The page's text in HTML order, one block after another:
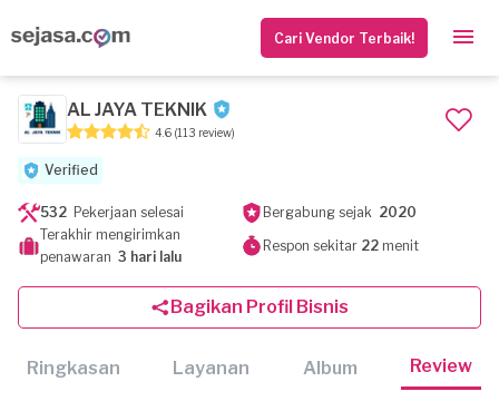
Cari Vendor Terbaik!
AL JAYA TEKNIK
4.6 (113 review)
Verified
532 Pekerjaan selesai Bergabung sejak 2020
Terakhir mengirimkan
penawaran 3 hari lalu
Respon sekitar 22menit
Bagikan Profil Bisnis
Ringkasan Layanan Album Review